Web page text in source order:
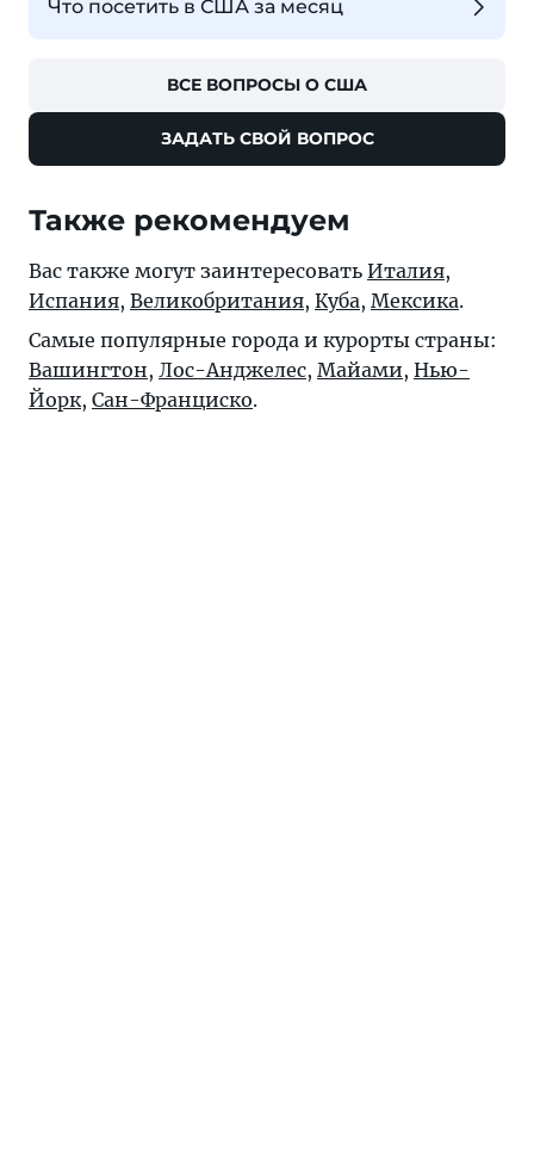
Что посетить в США за месяц
ВСЕ ВОПРОСЫ О США
ЗАДАТЬ СВОЙ ВОПРОС
Также рекомендуем
Вас также могут заинтересовать Италия,
Испания, Великобритания, Куба, Мексика.
Самые популярные города и курорты страны:
Вашингтон, Лос-Анджелес, Майами, Нью-
Йорк, Сан-Франциско.